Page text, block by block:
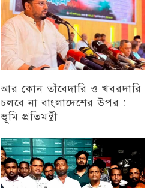
আর কোন তাঁবেদারি ও খবরদারি
চলবে না বাংলাদেশের উপর :
ভূমি প্রতিমন্ত্রী